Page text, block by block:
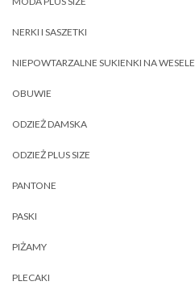
NERKI I SASZETKI
NIEPOWTARZALNE SUKIENKI NA WESELE
OBUWIE
ODZIEŻ DAMSKA
ODZIEŻ PLUS SIZE
PANTONE
PASKI
PIŻAMY
PLECAKI